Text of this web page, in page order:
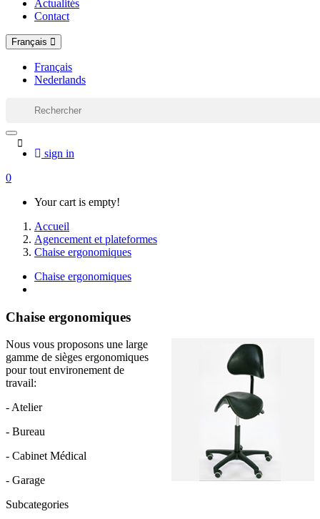
Actualités
Contact
Français
Français
Nederlands
sign in
0
Your cart is empty!
Accueil
Agencement et plateformes
Chaise ergonomiques
Chaise ergonomiques
Chaise ergonomiques
Nous vous proposons une large
gamme de sièges ergonomiques
pour tout environement de
travail:
- Atelier
- Bureau
- Cabinet Médical
- Garage
Subcategories